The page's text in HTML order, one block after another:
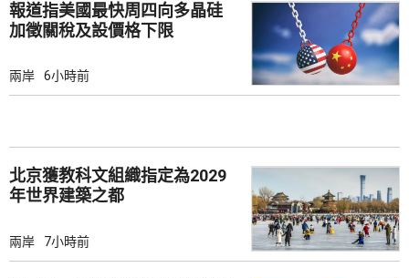
報道指美國最快周四向多晶硅
加徵關稅及設價格下限
兩岸 6小時前
北京獲教科文組織指定為2029
年世界建築之都
兩岸 7小時前